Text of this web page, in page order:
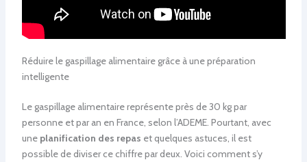
Réduire le gaspillage alimentaire grâce à une préparation
intelligente
Le gaspillage alimentaire représente près de 30 kg par
personne et par an en France, selon l’ADEME. Pourtant, avec
une planification des repas et quelques astuces, il est
possible de diviser ce chiffre par deux. Voici comment s’y